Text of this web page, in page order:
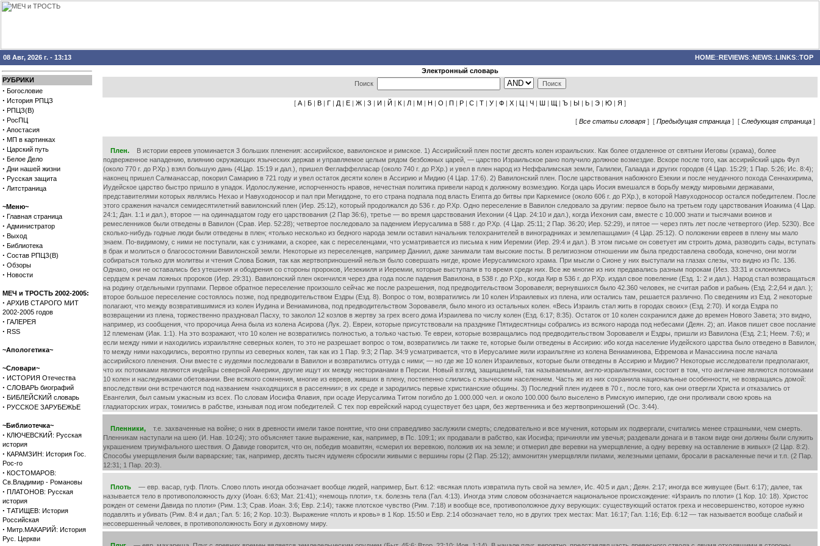
08 Авг, 2026 г. - 13:13 HOME::REVIEWS::NEWS::LINKS::TOP
РУБРИКИ
· Богословие
· История РПЦЗ
· РПЦЗ(В)
· РосПЦ
· Апостасия
· МП в картинках
· Царский путь
· Белое Дело
· Дни нашей жизни
· Русская защита
· Литстраница
~Меню~
· Главная страница
· Администратор
· Выход
· Библиотека
· Состав РПЦЗ(В)
· Обзоры
· Новости
МЕЧ и ТРОСТЬ 2002-2005:
· АРХИВ СТАРОГО МИТ
2002-2005 годов
· ГАЛЕРЕЯ
· RSS
~Апологетика~
~Словари~
· ИСТОРИЯ Отечества
· СЛОВАРЬ биографий
· БИБЛЕЙСКИЙ словарь
· РУССКОЕ ЗАРУБЕЖЬЕ
~Библиотечка~
· КЛЮЧЕВСКИЙ: Русская
история
· КАРАМЗИН: История Гос.
Рос-го
· КОСТОМАРОВ:
Св.Владимир - Романовы
· ПЛАТОНОВ: Русская
история
· ТАТИЩЕВ: История
Российская
· Митр.МАКАРИЙ: История
Рус. Церкви
Электронный словарь
Поиск
[ А | Б | В | Г | Д | Е | Ж | З | И | Й | К | Л | М | Н | О | П | Р | С | Т | У | Ф | Х | Ц | Ч | Ш | Щ | Ъ | Ы | Ь | Э | Ю | Я ]
[ Все статьи словаря ] [ Предыдущая страница ] [ Следующая страница ]
Плен. В истории евреев упоминается 3 больших пленения: ассирийское, вавилонское и римское. 1) Ассирийский плен постиг десять колен израильских. Как более отдаленное от святыни Иеговы (храма), более
подверженное нападению, влиянию окружающих языческих держав и управляемое целым рядом безбожных царей, — царство Израильское рано получило должное возмездие. Вскоре после того, как ассирийский царь Фул
(около 770 г. до Р.Хр.) взял большую дань (4Цар. 15:19 и дал.), пришел Феглаффелласар (около 740 г. до Р.Хр.) и увел в плен народ из Неффалимская земли, Галилеи, Галаада и других городов (4 Цар. 15:29; 1 Пар. 5:26; Ис. 8:4);
наконец пришел Салманассар, покорил Самарию в 721 году и увел остаток десяти колен в Ассирию и Мидию (4 Цар. 17:6). 2) Вавилонский плен. После царствования набожного Езекии и после неудачного похода Сеннахирима,
Иудейское царство быстро пришло в упадок. Идолослужение, испорченность нравов, нечестная политика привели народ к должному возмездию. Когда царь Иосия вмешался в борьбу между мировыми державами,
представителями которых являлись Нехао и Навуходоносор и пал при Мегиддоне, то его страна подпала под власть Египта до битвы при Кархемисе (около 606 г. до Р.Хр.), в которой Навуходоносор остался победителем. После
этого сражения начался семидесятилетний вавилонский плен (Иер. 25:12), который продолжался до 536 г. до Р.Хр. Одно переселение в Вавилон следовало за другим: первое было на третьем году царствования Иоакима (4 Цар.
24:1; Дан. 1:1 и дал.), второе — на одиннадцатом году его царствования (2 Пар 36:6), третье — во время царствования Иехонии (4 Цар. 24:10 и дал.), когда Иехония сам, вместе с 10.000 знати и тысячами воинов и
ремесленников были отведены в Вавилон (Срав. Иер. 52:28); четвертое последовало за падением Иерусалима в 588 г. до Р.Хр. (4 Цар. 25:11; 2 Пар. 36:20; Иер. 52:29), и пятое — через пять лет после четвертого (Иер. 5230). Все
сколько-нибудь годные люди были отведены в плен; «только несколько из бедного народа земли оставил начальник телохранителей в виноградниках и землепашцами» (4 Цар. 25:12). О положении евреев в плену мы мало
знаем. По-видимому, с ними не поступали, как с узниками, а скорее, как с переселенцами, что усматривается из письма к ним Иеремии (Иер. 29:4 и дал.). В этом письме он советует им строить дома, разводить сады, вступать
в брак и молиться о благосостоянии Вавилонской земли. Некоторые из переселенцев, например Даниил, даже занимали там высокие посты. В религиозном отношении им была предоставлена свобода, конечно, они могли
собираться только для молитвы и чтения Слова Божия, так как жертвоприношений нельзя было совершать нигде, кроме Иерусалимского храма. При мысли о Сионе у них выступали на глазах слезы, что видно из Пс. 136.
Однако, они не оставались без утешения и ободрения со стороны пророков, Иезекииля и Иеремии, которые выступали в то время среди них. Все же многие из них предавались разным порокам (Иез. 33:31 и склонялись
сердцем к речам ложных пророков (Иер. 29:31). Вавилонский плен окончился через два года после падения Вавилона, в 538 г. до Р.Хр., когда Кир в 536 г. до Р.Хр. издал свое повеление (Езд. 1: 2 и дал.). Народ стал возвращаться
на родину отдельными группами. Первое обратное переселение произошло сейчас же после разрешения, под предводительством Зоровавеля; вернувшихся было 42.360 человек, не считая рабов и рабынь (Езд. 2:2,64 и дал. );
второе большое переселение состоялось позже, под предводительством Ездры (Езд. 8). Вопрос о том, возвратились ли 10 колен Израилевых из плена, или остались там, решается различно. По сведениям из Езд. 2 некоторые
полагают, что между возвратившимися из колен Иудина и Вениаминова, под предводительством Зоровавеля, было много из остальных колен. «Весь Израиль стал жить в городах своих» (Езд. 2:70). И когда Ездра по
возвращении из плена, торжественно праздновал Пасху, то заколол 12 козлов в жертву за грех всего дома Израилева по числу колен (Езд. 6:17; 8:35). Остаток от 10 колен сохранился даже до времен Нового Завета; это видно,
например, из сообщения, что пророчица Анна была из колена Асирова (Лук. 2). Евреи, которые присутствовали на празднике Пятидесятницы собрались из всякого народа под небесами (Деян. 2); ап. Иаков пишет свое послание
12 племенам (Иак. 1:1). На это возражают, что 10 колен не возвратились полностью, а только частью. Те евреи, которые возвращались под предводительством Зоровавеля и Ездры, пришли из Вавилона (Езд. 2:1; Неем. 7:6); и
если между ними и находились израильтяне северных колен, то это не разрешает вопрос о том, возвратились ли также те, которые были отведены в Ассирию: ибо когда население Иудейского царства было отведено в Вавилон,
то между ними находились, вероятно группы из северных колен, так как из 1 Пар. 9:3; 2 Пар. 34:9 усматривается, что в Иерусалиме жили израильтяне из колена Вениаминова, Ефремова и Манассиина после начала
ассирийского пленения. Они вместе с иудеями последовали в Вавилон и возвратились оттуда с ними; — но где же 10 колен Израилевых, которые были отведены в Ассирию и Мидию? Некоторые исследователи предполагают,
что их потомками являются индейцы северной Америки, другие ищут их между несторианами в Персии. Новый взгляд, защищаемый, так называемыми, англо-израильтянами, состоит в том, что англичане являются потомками
10 колен и наследниками обетовании. Вне всякого сомнения, многие из евреев, живших в плену, постепенно слились с языческим населением. Часть же из них сохранила национальные особенности, не возвращаясь домой:
впоследствии они встречаются под названием «находящихся в рассеянии»; в их среде и зародились первые христианские общины. 3) Последний плен иудеев в 70 г., после того, как они отвергли Христа и отказались от
Евангелия, был самым ужасным из всех. По словам Иосифа Флавия, при осаде Иерусалима Титом погибло до 1.000.000 чел. и около 100.000 было выселено в Римскую империю, где они проливали свою кровь на
гладиаторских играх, томились в рабстве, изнывая под игом победителей. С тех пор еврейский народ существует без царя, без жертвенника и без жертвоприношений (Ос. 3:44).
Пленники, т.е. захваченные на войне; о них в древности имели такое понятие, что они справедливо заслужили смерть; следовательно и все мучения, которым их подвергали, считались менее страшными, чем смерть.
Пленникам наступали на шею (И. Нав. 10:24); это объясняет такие выражение, как, например, в Пс. 109:1; их продавали в рабство, как Иосифа; причиняли им увечья; раздевали донага и в таком виде они должны были служить
украшением триумфального шествия. О Давиде говорится, что он, победив моавитян, «смерил их веревкою, положив их на земле; и отмерил две веревки на умерщвление, а одну веревку на оставление в живых» (2 Цар. 8:2).
Способы умерщвления были варварские; так, например, десять тысяч идумеян сбросили живыми с вершины горы (2 Пар. 25:12); аммонитян умерщвляли пилами, железными цепами, бросали в раскаленные печи и т.п. (2 Пар.
12:31; 1 Пар. 20:3).
Плоть — евр. васар, гуф. Плоть. Слово плоть иногда обозначает вообще людей, например, Быт. 6:12: «всякая плоть извратила путь свой на земле», Ис. 40:5 и дал.; Деян. 2:17; иногда все живущее (Быт. 6:17); далее, так
называется тело в противоположность духу (Иоан. 6:63; Мат. 21:41); «немощь плоти», т.к. болезнь тела (Гал. 4:13). Иногда этим словом обозначается национальное происхождение: «Израиль по плоти» (1 Кор. 10: 18). Христос
рожден от семени Давида по плоти» (Рим. 1:3; Срав. Иоан. 3:6; Евр. 2:14); также плотское чувство (Рим. 7:18) и вообще все, противоположное духу верующих: существующий остаток греха и несовершенство, которое нужно
подавлять и убивать (Рим. 8:4 и дал.; Гал. 5: 16; 2 Кор. 10:3). Выражение «плоть и кровь» в 1 Кор. 15:50 и Евр. 2:14 обозначает тело, но в других трех местах: Мат. 16:17; Гал. 1:16; Еф. 6:12 — так называется вообще слабый и
несовершенный человек, в противоположность Богу и духовному миру.